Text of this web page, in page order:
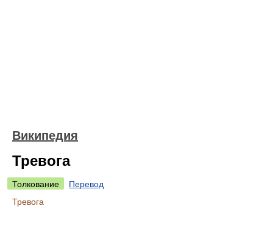
Википедия
Тревога
Толкование
Перевод
Тревога